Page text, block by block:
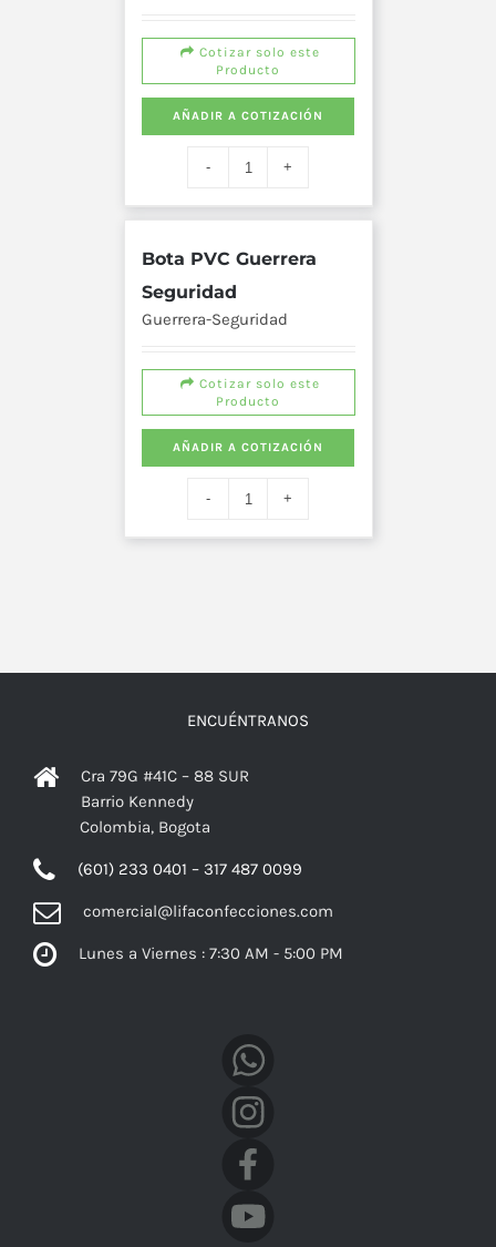
Cotizar solo este
Producto
AÑADIR A COTIZACIÓN
Bota PVC Guerrera
Seguridad
Guerrera-Seguridad
Cotizar solo este
Producto
AÑADIR A COTIZACIÓN
ENCUÉNTRANOS
Cra 79G #41C – 88 SUR
Barrio Kennedy
Colombia, Bogota
(601) 233 0401 – 317 487 0099
comercial@lifaconfecciones.com
Lunes a Viernes : 7:30 AM - 5:00 PM